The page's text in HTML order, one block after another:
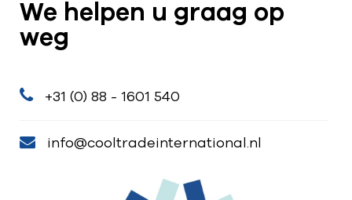
We helpen u graag op
weg
+31 (0) 88 - 1601 540
info@cooltradeinternational.nl